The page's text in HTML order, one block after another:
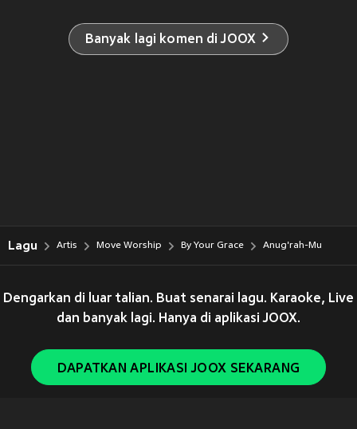
Banyak lagi komen di JOOX
Lagu Artis Move Worship By Your Grace Anug'rah-Mu
Dengarkan di luar talian. Buat senarai lagu. Karaoke, Live
dan banyak lagi. Hanya di aplikasi JOOX.
DAPATKAN APLIKASI JOOX SEKARANG